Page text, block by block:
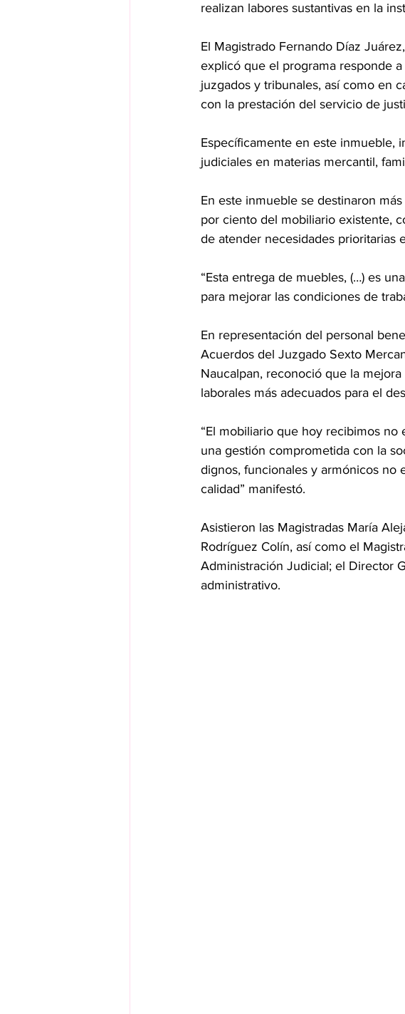
realizan labores sustantivas en la
El Magistrado Fernando Díaz
explicó que el programa responde
juzgados y tribunales, así como en
con la prestación del servicio de
Específicamente en este inmueble,
judiciales en materias mercantil,
En este inmueble se destinaron
por ciento del mobiliario existente,
de atender necesidades prioritarias
“Esta entrega de muebles, (…) es
para mejorar las condiciones de
En representación del personal
Acuerdos del Juzgado Sexto
Naucalpan, reconoció que la
laborales más adecuados para el
“El mobiliario que hoy recibimos
una gestión comprometida con la
dignos, funcionales y armónicos no
calidad” manifestó.
Asistieron las Magistradas María
Rodríguez Colín, así como el
Administración Judicial; el Director
administrativo.